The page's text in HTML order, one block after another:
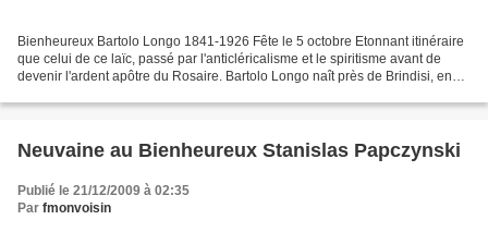
Bienheureux Bartolo Longo 1841-1926 Fête le 5 octobre Etonnant itinéraire
que celui de ce laïc, passé par l'anticléricalisme et le spiritisme avant de
devenir l'ardent apôtre du Rosaire. Bartolo Longo naît près de Brindisi, en
Neuvaine au Bienheureux Stanislas Papczynski
Publié le 21/12/2009 à 02:35
Par fmonvoisin